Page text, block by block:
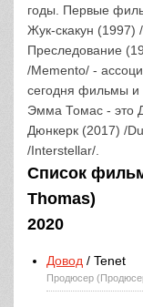
годы. Первые
Жук-скакун (1997)
Преследование
/Memento/ -
сегодня фильмы и
Эмма Томас - это
Дюнкерк (2017) /
/Interstellar/.
Список
Thomas)
2020
Довод / Tenet
Продюсер